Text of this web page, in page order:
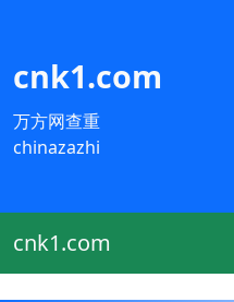
cnk1.com
万方网查重
chinazazhi
cnk1.com